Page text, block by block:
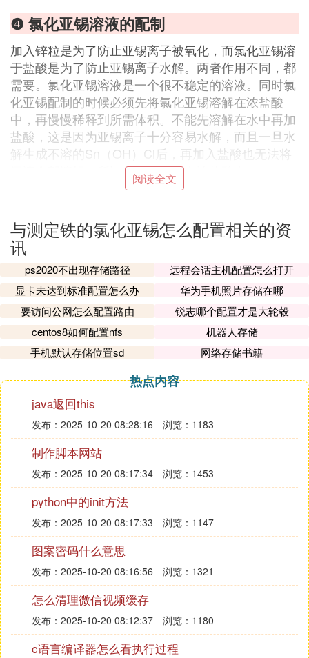
❹ 氯化亚锡溶液的配制
加入锌粒是为了防止亚锡离子被氧化，而氯化亚锡溶
于盐酸是为了防止亚锡离子水解。两者作用不同，都
需要。氯化亚锡溶液是一个很不稳定的溶液。同时氯
化亚锡配制的时候必须先将氯化亚锡溶解在浓盐酸
中，再慢慢稀释到所需体积。不能先溶解在水中再加
盐酸，这是因为亚锡离子十分容易水解，而且一旦水
解生成不溶的Sn（OH）Cl后，再加入盐酸也无法将
沉淀全部溶解，所以必须先溶解在浓盐酸中。
方法提要
试样经盐酸、氢氟酸、硫酸分解，制成盐酸溶液;或
取分离二氧化硅后的滤液。氨水分离铜、钴、镍等干
扰元素，氯化亚锡将三价铁还原成二价铁，加氯化高
汞氧化过量的氯化亚锡，以二苯胺磺酸钠为指示剂，
重铬酸钾标准滴定溶液滴定。
铁量的测定范围为w(Fe)=1%～30%。
氢氟酸。
硫酸。
磷酸。
氨水。
过氧化氢。
氯化铵溶液(20g/L)。
氯化亚锡溶液(60g/L)称取6g氯化亚锡(SnCl
加热溶于20mLHCl中，冷却后用水稀释至100mL。
氯化高汞溶液(50g/L)。
硫磷混合酸150mL硫酸缓慢倒入700mL水中，冷却后
加入150mL磷酸，混匀。
阅读全文
与测定铁的氯化亚锡怎么配置相关的资
讯
ps2020不出现存储路径
远程会话主机配置怎么打开
显卡未达到标准配置怎么办
华为手机照片存储在哪
要访问公网怎么配置路由
锐志哪个配置才是大轮毂
centos8如何配置nfs
机器人存储
手机默认存储位置sd
网络存储书籍
热点内容
java返回this
发布：2025-10-20 08:28:16 浏览：1183
制作脚本网站
发布：2025-10-20 08:17:34 浏览：1453
python中的init方法
发布：2025-10-20 08:17:33 浏览：1147
图案密码什么意思
发布：2025-10-20 08:16:56 浏览：1321
怎么清理微信视频缓存
发布：2025-10-20 08:12:37 浏览：1180
c语言编译器怎么看执行过程